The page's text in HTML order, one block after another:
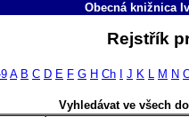
Obecná knižnica
Rejstřík
A B C D E F G H Ch J K L M N
Vyhledávat ve všech